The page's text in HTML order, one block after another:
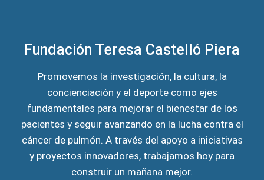
Fundación Teresa Castelló Piera
Promovemos la investigación, la cultura, la
concienciación y el deporte como ejes
fundamentales para mejorar el bienestar de los
pacientes y seguir avanzando en la lucha contra el
cáncer de pulmón. A través del apoyo a iniciativas
y proyectos innovadores, trabajamos hoy para
construir un mañana mejor.